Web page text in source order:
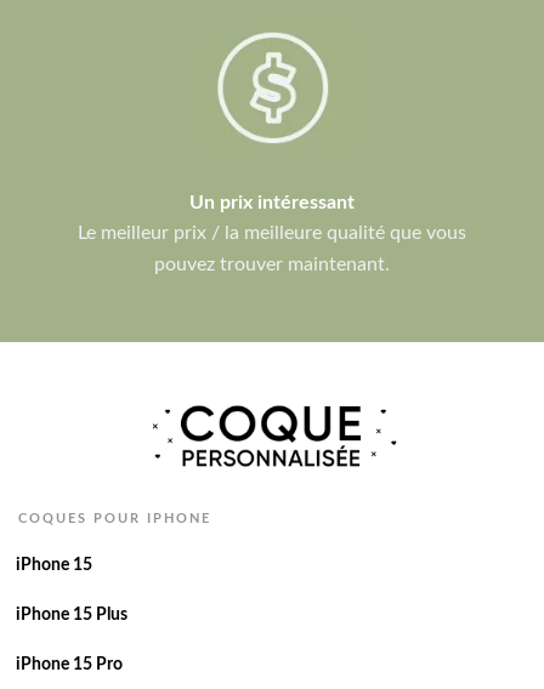
Un prix intéressant
Le meilleur prix / la meilleure qualité que vous
pouvez trouver maintenant.
COQUES POUR IPHONE
iPhone 15
iPhone 15 Plus
iPhone 15 Pro